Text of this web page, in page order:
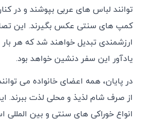
‌توانند لباس‌ های عربی بپوشند و در
کمپ ‌های سنتی عکس بگیرند. این
ارزشمندی تبدیل خواهند شد که هر
یادآور این سفر د‌نشین خواهد بود.
در پایان، همه اعضای خانواده می
از صرف شام لذیذ و محلی لذت ببرند.
انواع خوراکی ‌های سنتی و بین